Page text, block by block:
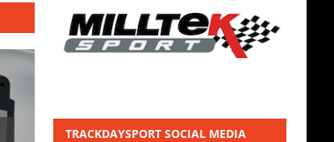
TRACKDAYSPORT SOCIAL MEDIA